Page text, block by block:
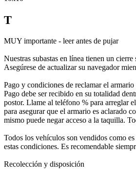
T
MUY importante - leer antes de pujar
Nuestras subastas en línea tienen un
Asegúrese de actualizar su navegador
Pago y condiciones de reclamar el armario
Pago debe ser recibido en su totalidad
postor. Llame al teléfono % para arreglar
para asegurar que el armario es aclarado
mismo puede negar acceso a la taquilla.
Todos los vehículos son vendidos como
estas condiciones. Es recomendable
Recolección y disposición